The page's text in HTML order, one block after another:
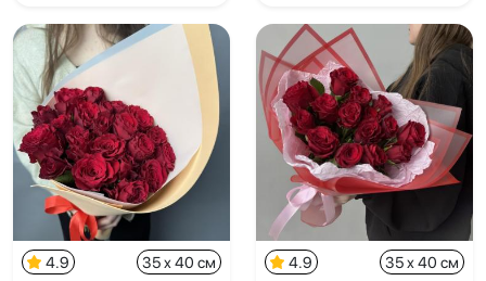
4.9 35 x 40 см 4.9 35 x 40 см